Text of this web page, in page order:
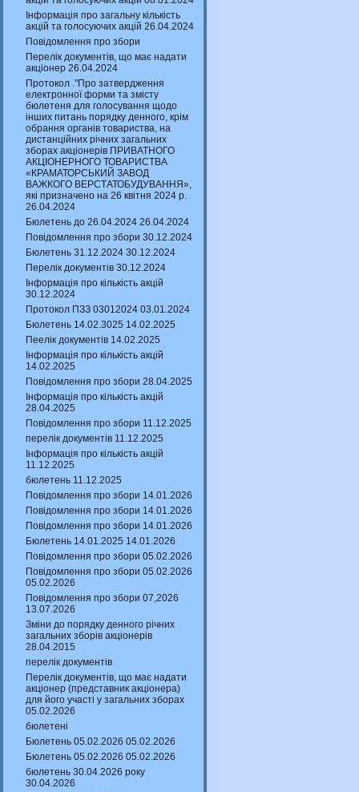
Інформація про загальну кількість
акцій та голосуючих акцій 26.04.2024
Повідомлення про збори
Перелік документів, що має надати
акціонер 26.04.2024
Протокол ."Про затвердження
електронної форми та змісту
бюлетеня для голосування щодо
інших питань порядку денного, крім
обрання органів товариства, на
дистанційних річних загальних
зборах акціонерів ПРИВАТНОГО
АКЦІОНЕРНОГО ТОВАРИСТВА
«КРАМАТОРСЬКИЙ ЗАВОД
ВАЖКОГО ВЕРСТАТОБУДУВАННЯ»,
які призначено на 26 квітня 2024 р.
26.04.2024
Бюлетень до 26.04.2024 26.04.2024
Повідомлення про збори 30.12.2024
Бюлетень 31.12.2024 30.12.2024
Перелік документів 30.12.2024
Інформація про кількість акцій
30.12.2024
Протокол ПЗЗ 03012024 03.01.2024
Бюлетень 14.02.3025 14.02.2025
Пеелік документів 14.02.2025
Інформація про кількість акцій
14.02.2025
Повідомлення про збори 28.04.2025
Інформація про кількість акцій
28.04.2025
Повідомлення про збори 11.12.2025
перелік документів 11.12.2025
Інформація про кількість акцій
11.12.2025
бюлетень 11.12.2025
Повідомлення про збори 14.01.2026
Повідомлення про збори 14.01.2026
Повідомлення про збори 14.01.2026
Бюлетень 14.01.2025 14.01.2026
Повідомлення про збори 05.02.2026
Повідомлення про збори 05.02.2026
05.02.2026
Повідомлення про збори 07,2026
13.07.2026
Зміни до порядку денного річних
загальних зборів акціонерів
28.04.2015
перелік документів
Перелік документів, що має надати
акціонер (представник акціонера)
для його участі у загальних зборах
05.02.2026
бюлетені
Бюлетень 05.02.2026 05.02.2026
Бюлетень 05.02.2026 05.02.2026
бюлетень 30.04.2026 року
30.04.2026